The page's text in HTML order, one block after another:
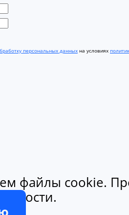
персональных данных на условиях
файлы cookie.